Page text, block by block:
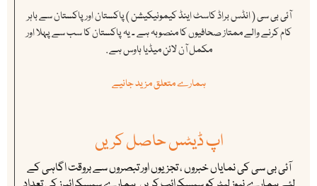
آئی بی سی ( انڈس براڈ کاسٹ اینڈ کیمونیکیشن ) پاکستان اور پاکستان سے باہر
کام کرنے والے ممتاز صحافیوں کا منصوبہ ہے ۔ یہ پاکستان کا سب سے پہلا اور
مکمل آن لائن میڈیا ہاوس ہے .
ہمارے متعلق مزید جانیے
اپ ڈیٹس حاصل کریں
آئی بی سی کی نمایاں خبروں ، تجزیوں اور تبصروں سے بروقت اگاہی کے